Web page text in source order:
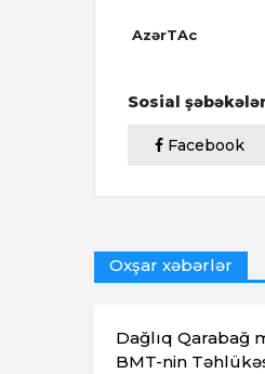
AzərTAc
Sosial
Facebook
Oxşar xəbərlər
Dağlıq Qarabağ
BMT-nin